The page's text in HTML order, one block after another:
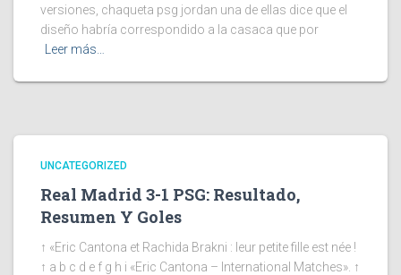
versiones, chaqueta psg jordan una de ellas dice que el
diseño habría correspondido a la casaca que por
Leer más…
UNCATEGORIZED
Real Madrid 3-1 PSG: Resultado,
Resumen Y Goles
↑ «Eric Cantona et Rachida Brakni : leur petite fille est née !
↑ a b c d e f g h i «Eric Cantona – International Matches». ↑